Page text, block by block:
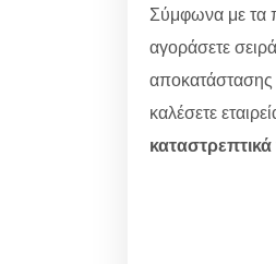
Σύμφωνα με τα
αγοράσετε
αποκατάστασης
καλέσετε
καταστρεπτικά